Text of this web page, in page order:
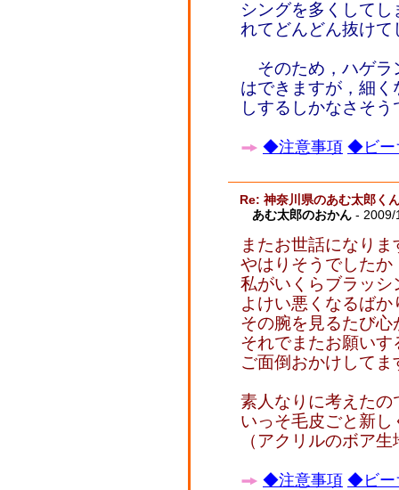
シングを多くして
れてどんどん抜け
そのため，ハゲラ
はできますが，細
しするしかなさそう
◆注意事項 ◆ビー
Re: 神奈川県のあむ太郎く
あむ太郎のおかん -
またお世話になりま
やはりそうでしたか
私がいくらブラッ
よけい悪くなるばか
その腕を見るたび
それでまたお願い
ご面倒おかけしてま
素人なりに考えたの
いっそ毛皮ごと新し
（アクリルのボア
◆注意事項 ◆ビー